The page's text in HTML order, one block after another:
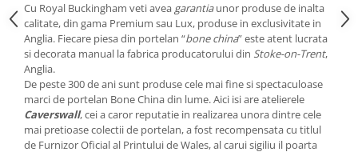
BUTTERFLY BLOOM
OLD COUNTRY ROSES
PASHMINA
SIGNET PLATINUM
CELESTIAL GOLD
NATURE
CHINOISERIE WHITE
Cu Royal Buckingham veti avea garantiaunor produse de inalta
calitate, din gama Premium sau Lux, produse in exclusivitate in
Anglia. Fiecare piesa din portelan “bone china” este atent lucrata
si decorata manual la fabrica producatorului din Stoke-on-Trent,
Anglia.
De peste 300 de ani sunt produse cele mai fine si spectaculoase
marci de portelan Bone China din lume. Aici isi are atelierele
Caverswall, cei a caror reputatie in realizarea unora dintre cele
mai pretioase colectii de portelan, a fost recompensata cu titlul
de Furnizor Oficial al Printului de Wales, al carui sigiliu il poarta